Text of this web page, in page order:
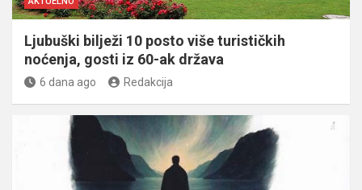
Ljubuški bilježi 10 posto više turističkih
noćenja, gosti iz 60-ak država
6 dana ago Redakcija